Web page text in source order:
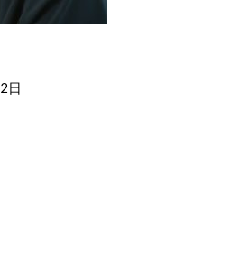
日